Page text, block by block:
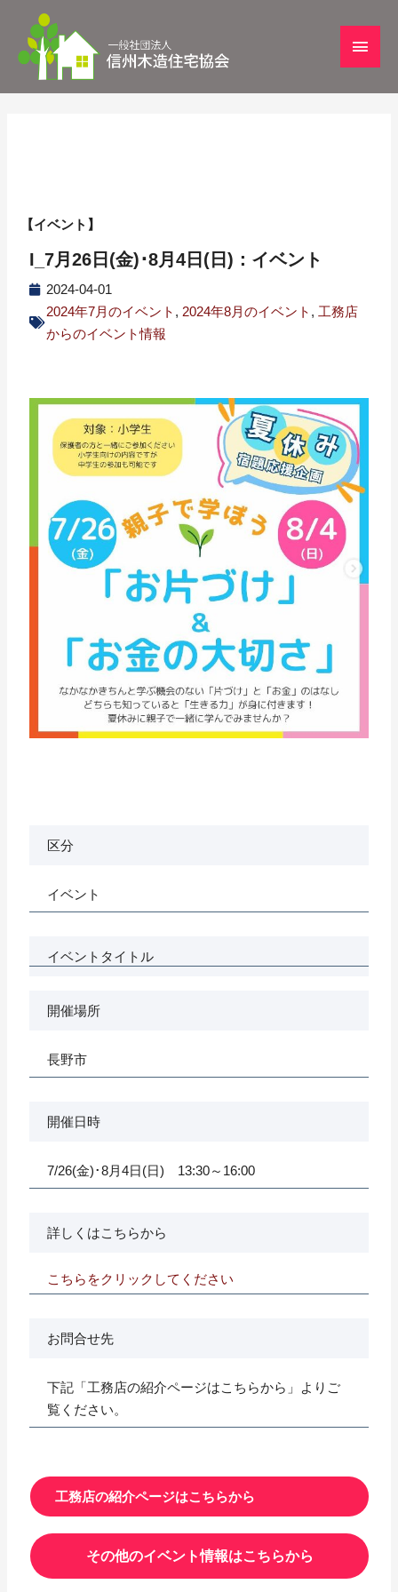
【イベント】
I_7月26日(金)･8月4日(日)：イベント
2024-04-01
2024年7月のイベント , 2024年8月のイベント , 工務店
からのイベント情報
区分
イベント
イベントタイトル
開催場所
長野市
開催日時
7/26(金)･8月4日(日) 13:30～16:00
詳しくはこちらから
こちらをクリックしてください
お問合せ先
下記「工務店の紹介ページはこちらから」よりご
覧ください。
工務店の紹介ページはこちらから
その他のイベント情報はこちらから